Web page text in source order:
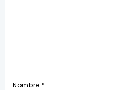
Nombre *